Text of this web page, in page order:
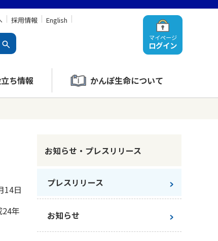
マイページ
ログイン
採用情報 English
ち情報 かんぽ生命について
14日
年
お知らせ・プレスリリース
プレスリリース
お知らせ